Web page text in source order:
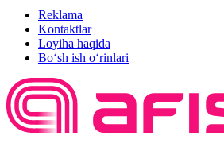
Reklama
Kontaktlar
Loyiha haqida
Bo‘sh ish o‘rinlari